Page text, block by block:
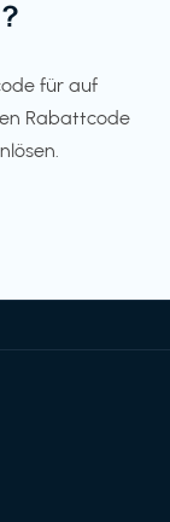
für auf
Rabattcode